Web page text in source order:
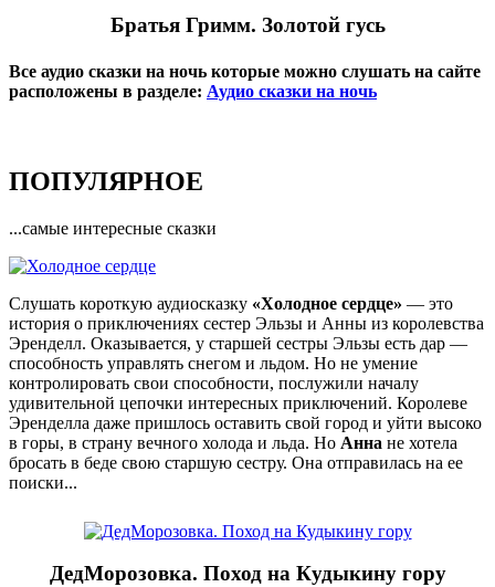
Братья Гримм. Золотой гусь
Все аудио сказки на ночь которые можно слушать на сайте
расположены в разделе: Аудио сказки на ночь
ПОПУЛЯРНОЕ
...самые интересные сказки
Слушать короткую аудиосказку «Холодное сердце» — это
история о приключениях сестер Эльзы и Анны из королевства
Эренделл. Оказывается, у старшей сестры Эльзы есть дар —
способность управлять снегом и льдом. Но не умение
контролировать свои способности, послужили началу
удивительной цепочки интересных приключений. Королеве
Эренделла даже пришлось оставить свой город и уйти высоко
в горы, в страну вечного холода и льда. Но Анна не хотела
бросать в беде свою старшую сестру. Она отправилась на ее
поиски...
ДедМорозовка. Поход на Кудыкину гору